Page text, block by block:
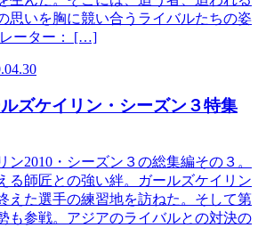
思いを胸に競い合うライバルたちの姿
ーター： […]
ズケイリン・シーズン３特集
ン2010・シーズン３の総集編その３。
る師匠との強い絆。ガールズケイリン
えた選手の練習地を訪ねた。そして第
も参戦。アジアのライバルとの対決の